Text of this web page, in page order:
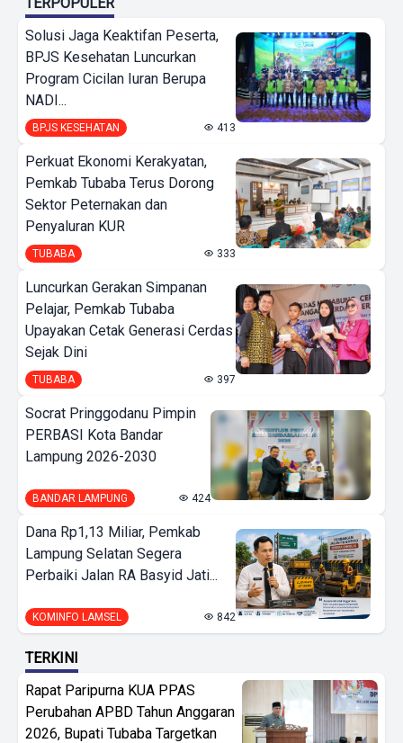
Solusi Jaga Keaktifan Peserta,
BPJS Kesehatan Luncurkan
Program Cicilan Iuran Berupa
NADI...
BPJS KESEHATAN 413
Perkuat Ekonomi Kerakyatan,
Pemkab Tubaba Terus Dorong
Sektor Peternakan dan
Penyaluran KUR
TUBABA 333
Luncurkan Gerakan Simpanan
Pelajar, Pemkab Tubaba
Upayakan Cetak Generasi Cerdas
Sejak Dini
TUBABA 397
Socrat Pringgodanu Pimpin
PERBASI Kota Bandar
Lampung 2026-2030
BANDAR LAMPUNG 424
Dana Rp1,13 Miliar, Pemkab
Lampung Selatan Segera
Perbaiki Jalan RA Basyid Jati...
KOMINFO LAMSEL 842
TERKINI
Rapat Paripurna KUA PPAS
Perubahan APBD Tahun Anggaran
2026, Bupati Tubaba Targetkan